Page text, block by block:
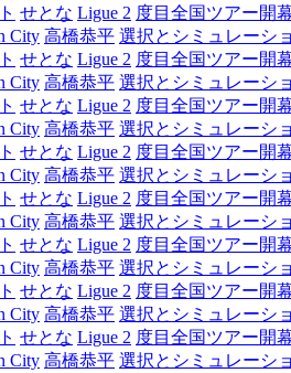
せとな Ligue 2 度目全国ツアー開
City 高橋恭平 選択とシミュレーシ
せとな Ligue 2 度目全国ツアー開
City 高橋恭平 選択とシミュレーシ
せとな Ligue 2 度目全国ツアー開
City 高橋恭平 選択とシミュレーシ
せとな Ligue 2 度目全国ツアー開
City 高橋恭平 選択とシミュレーシ
せとな Ligue 2 度目全国ツアー開
City 高橋恭平 選択とシミュレーシ
せとな Ligue 2 度目全国ツアー開
City 高橋恭平 選択とシミュレーシ
せとな Ligue 2 度目全国ツアー開
City 高橋恭平 選択とシミュレーシ
せとな Ligue 2 度目全国ツアー開
City 高橋恭平 選択とシミュレーシ